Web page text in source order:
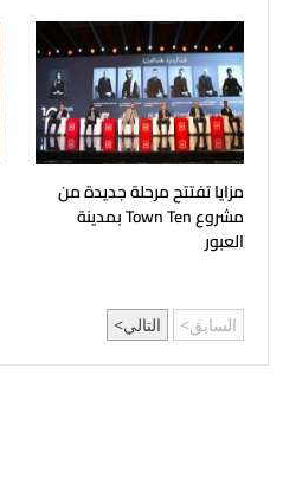
مزايا تفتتح مرحلة جديدة من
مشروع Town Ten بمدينة
العبور
السابق التالي